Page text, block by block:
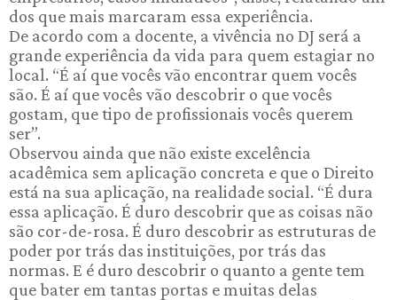
dos que mais marcaram essa experiência.
De acordo com a docente, a vivência no DJ será a
grande experiência da vida para quem estagiar no
local. “É aí que vocês vão encontrar quem vocês
são. É aí que vocês vão descobrir o que vocês
gostam, que tipo de profissionais vocês querem
ser”.
Observou ainda que não existe excelência
acadêmica sem aplicação concreta e que o Direito
está na sua aplicação, na realidade social. “É dura
essa aplicação. É duro descobrir que as coisas não
são cor-de-rosa. É duro descobrir as estruturas de
poder por trás das instituições, por trás das
normas. E é duro descobrir o quanto a gente tem
que bater em tantas portas e muitas delas